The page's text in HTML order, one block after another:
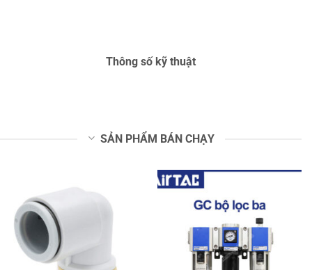
Thông số kỹ thuật
SẢN PHẨM BÁN CHẠY